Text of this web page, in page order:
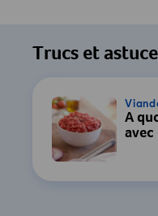
Trucs et
À
avec